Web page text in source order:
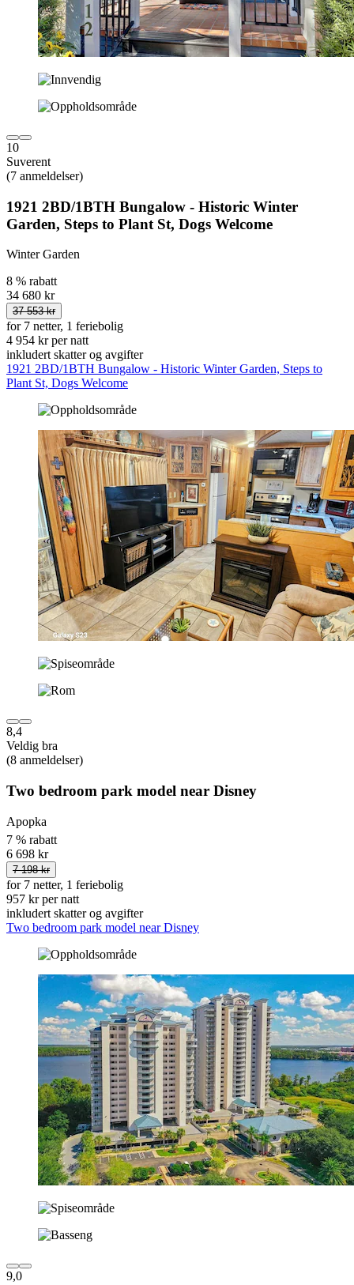
10
Suverent
(7 anmeldelser)
1921 2BD/1BTH Bungalow - Historic Winter
Garden, Steps to Plant St, Dogs Welcome
Winter Garden
8 % rabatt
34 680 kr
37 553 kr
for 7 netter, 1 feriebolig
4 954 kr per natt
inkludert skatter og avgifter
1921 2BD/1BTH Bungalow - Historic Winter Garden, Steps to
Plant St, Dogs Welcome
8,4
Veldig bra
(8 anmeldelser)
Two bedroom park model near Disney
Apopka
7 % rabatt
6 698 kr
7 198 kr
for 7 netter, 1 feriebolig
957 kr per natt
inkludert skatter og avgifter
Two bedroom park model near Disney
9,0